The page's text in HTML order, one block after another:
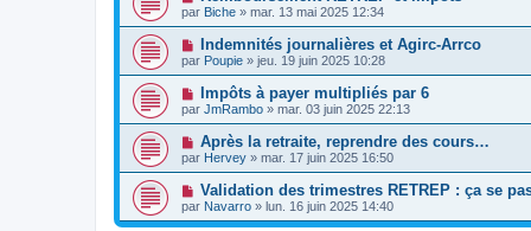
par Biche » mar. 13 mai 2025 12:34
Indemnités journalières et Agirc-Arrco
par Poupie » jeu. 19 juin 2025 10:28
Impôts à payer multipliés par 6
par JmRambo » mar. 03 juin 2025 22:13
Après la retraite, reprendre des cours…
par Hervey » mar. 17 juin 2025 16:50
Validation des trimestres RETREP : ça se
par Navarro » lun. 16 juin 2025 14:40